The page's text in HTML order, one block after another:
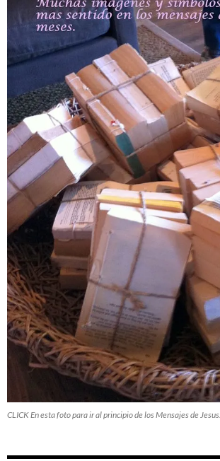
CLICK En esta foto para ir al principio de los Mensajes de Jesus.